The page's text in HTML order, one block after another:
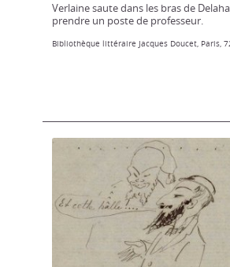
Verlaine saute dans les bras de
prendre un poste de professeur.
Bibliothèque littéraire Jacques Doucet, Paris,